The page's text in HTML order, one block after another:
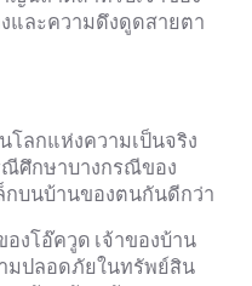
และความดึงดูดสายตา
โลกแห่งความเป็นจริง
ณีศึกษาบางกรณีของ
กบนบ้านของตนกันดีกว่า
งโอ๊ควูด เจ้าของบ้าน
มปลอดภัยในทรัพย์สิน